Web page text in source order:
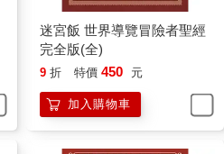
迷宮飯 世界導覽冒險者聖經
完全版(全)
9 折 特價 450 元
加入購物車